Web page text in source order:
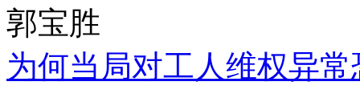
郭宝胜
为何当局对工人维权异